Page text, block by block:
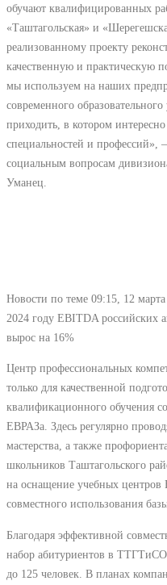
обучают квалифицированных
«Таштагольская» и
реализованному проекту
качественную и практическую
мы используем на наших
современного
приходить, в котором
специальностей и профессий»,
социальным вопросам
Уманец.
Новости по теме 09:15, 12 марта
2024 году EBITDA российских
вырос на 16%
Центр профессиональных
только для качественной
квалификационного обучения
ЕВРАЗа. Здесь регулярно
мастерства, а также
школьников Таштагольского
на оснащение учебных центров
совместного использования
Благодаря эффективной
набор абитуриентов в
до 125 человек. В планах